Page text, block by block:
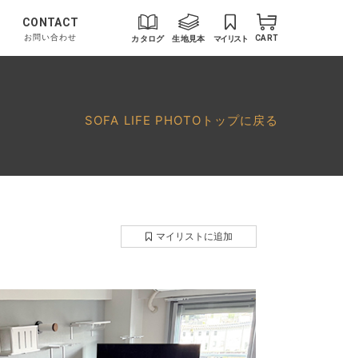
CONTACT
お問い合わせ カタログ 生地見本 マイリスト CART
SOFA LIFE PHOTOトップに戻る
マイリストに追加